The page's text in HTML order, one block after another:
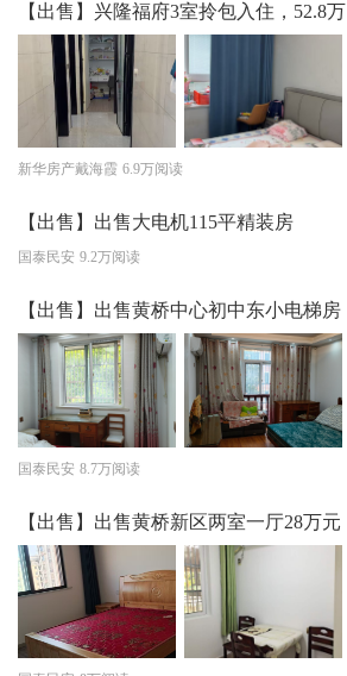
【出售】兴隆福府3室拎包入住，52.8万
新华房产戴海霞 6.9万阅读
【出售】出售大电机115平精装房
国泰民安 9.2万阅读
【出售】出售黄桥中心初中东小电梯房
国泰民安 8.7万阅读
【出售】出售黄桥新区两室一厅28万元